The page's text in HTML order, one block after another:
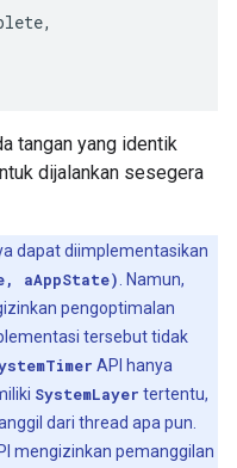
tangan yang identik
dijalankan sesegera
dapat diimplementasikan
aAppState)
. Namun,
pengoptimalan
tersebut tidak
API hanya
SystemLayer tertentu,
dari thread apa pun.
mengizinkan pemanggilan